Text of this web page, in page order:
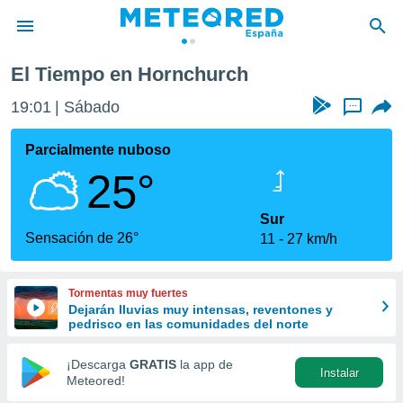
de
por
se
calidad.
a este
las
y
forma
digital
basada
El Tiempo en Hornchurch
19:02 Sábado ...
Parcialmente nuboso
25°
Sensación de 26°
Sur
11
27 km/h
Tormentas muy fuertes
Dejarán lluvias muy intensas, reventones y
pedrisco en las comunidades del norte
¡Descarga GRATIS la app de
Meteored!
Instalar